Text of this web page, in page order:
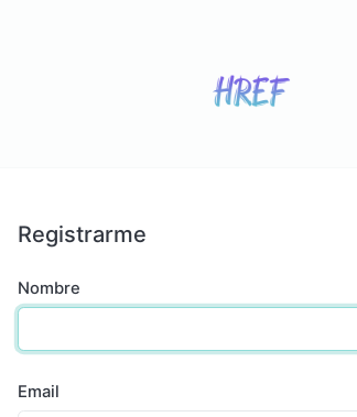
Registrarme
Nombre
Email